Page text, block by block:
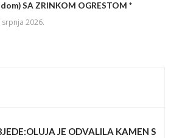
SA ZRINKOM OGRESTOM *
srpnja 2026.
JE ODVALILA KAMEN S